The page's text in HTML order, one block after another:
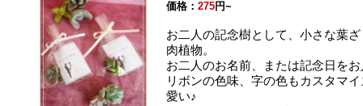
価格： 275円~
お二人の記念樹として、小さな葉
肉植物。
お二人のお名前、または記念日を
リボンの色味、字の色もカスタマ
愛い♪